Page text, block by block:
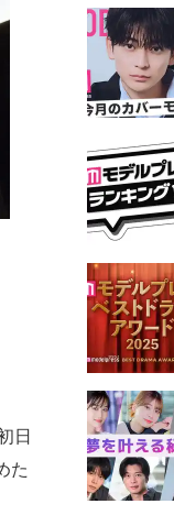
日
た